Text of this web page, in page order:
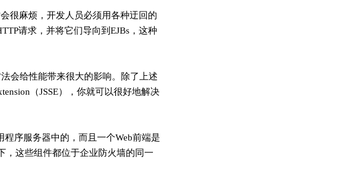
很麻烦，开发人员必须用各种迂回的
请求，并将它们导向到EJBs，这种
会给性能带来很大的影响。除了上述
（JSSE），你就可以很好地解决
程序服务器中的，而且一个Web前端是
，这些组件都位于企业防火墙的同一